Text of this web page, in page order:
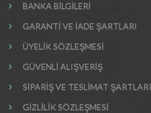
BANKA BİLGİLERİ
GARANTİ VE İADE ŞARTLARI
ÜYELİK SÖZLEŞMESİ
GÜVENLİ ALIŞVERİŞ
SİPARİŞ VE TESLİMAT ŞARTLARI
GİZLİLİK SÖZLEŞMESİ